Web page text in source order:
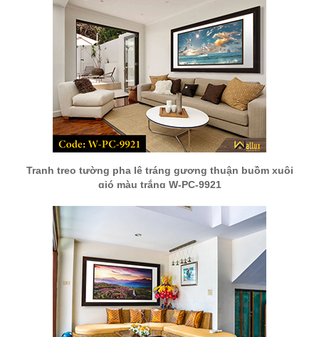
Tranh treo tường pha lê tráng gương thuận buồm xuôi
gió màu trắng W-PC-9921